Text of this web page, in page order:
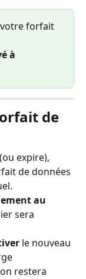
forfait
à
de
expire),
de données
au
sera
le nouveau
restera